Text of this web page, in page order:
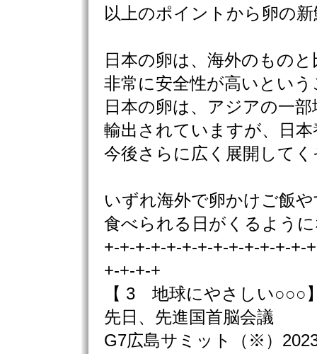
以上のポイントから卵の
日本の卵は、海外のもの
非常に安全性が高いとい
日本の卵は、アジアの一部
輸出されていますが、日
今後さらに広く展開して
いずれ海外で卵かけご飯
食べられる日がくるよう
+-+-+-+-+-+-+-+-+-+-+-+-+-
+-+-+-+
【 3 地球にやさしい○○○
先日、先進国首脳会議
G7広島サミット（※）